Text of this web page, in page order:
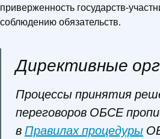
приверженность государств-
соблюдению обязательств.
Директивные
Процессы принятия
переговоров ОБСЕ
вПравилах процедуры